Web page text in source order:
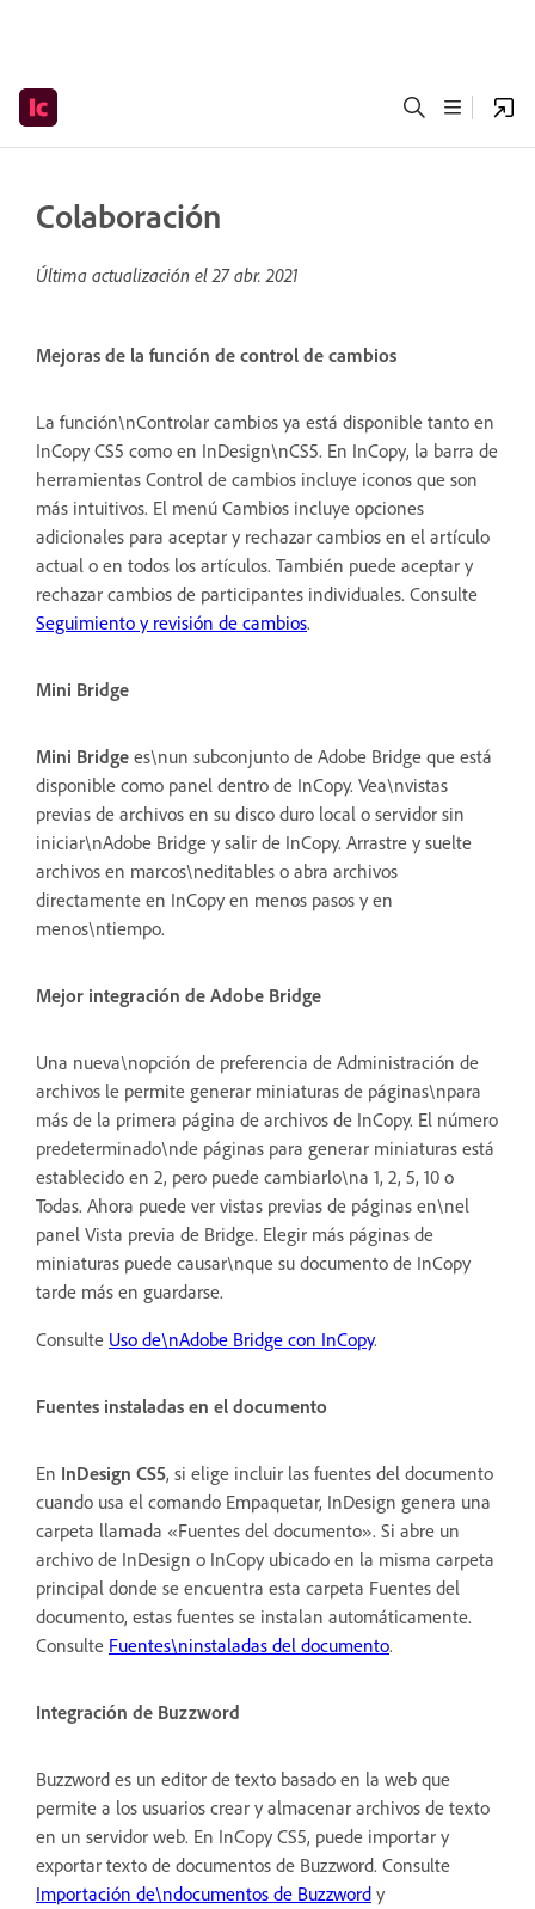
Colaboración
Última actualización el27 abr. 2021
Mejoras de la función de control de cambios
La función\nControlar cambios ya está disponible tanto en
InCopy CS5 como en InDesign\nCS5. En InCopy, la barra de
herramientas Control de cambios incluye iconos que son
más intuitivos. El menú Cambios incluye opciones
adicionales para aceptar y rechazar cambios en el artículo
actual o en todos los artículos. También puede aceptar y
rechazar cambios de participantes individuales. Consulte
Seguimiento y revisión de cambios.
Mini Bridge
Mini Bridge es\nun subconjunto de Adobe Bridge que está
disponible como panel dentro de InCopy. Vea\nvistas
previas de archivos en su disco duro local o servidor sin
iniciar\nAdobe Bridge y salir de InCopy. Arrastre y suelte
archivos en marcos\neditables o abra archivos
directamente en InCopy en menos pasos y en
menos\ntiempo.
Mejor integración de Adobe Bridge
Una nueva\nopción de preferencia de Administración de
archivos le permite generar miniaturas de páginas\npara
más de la primera página de archivos de InCopy. El número
predeterminado\nde páginas para generar miniaturas está
establecido en 2, pero puede cambiarlo\na 1, 2, 5, 10 o
Todas. Ahora puede ver vistas previas de páginas en\nel
panel Vista previa de Bridge. Elegir más páginas de
miniaturas puede causar\nque su documento de InCopy
tarde más en guardarse.
Consulte Uso de\nAdobe Bridge con InCopy.
Fuentes instaladas en el documento
En InDesign CS5, si elige incluir las fuentes del documento
cuando usa el comando Empaquetar, InDesign genera una
carpeta llamada «Fuentes del documento». Si abre un
archivo de InDesign o InCopy ubicado en la misma carpeta
principal donde se encuentra esta carpeta Fuentes del
documento, estas fuentes se instalan automáticamente.
Consulte Fuentes\ninstaladas del documento.
Integración de Buzzword
Buzzword es un editor de texto basado en la web que
permite a los usuarios crear y almacenar archivos de texto
en un servidor web. En InCopy CS5, puede importar y
exportar texto de documentos de Buzzword. Consulte
Importación de\ndocumentos de Buzzword y